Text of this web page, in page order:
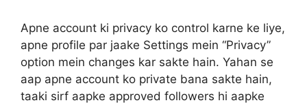
Apne account ki privacy ko control karne ke liye,
apne profile par jaake Settings mein “Privacy”
option mein changes kar sakte hain. Yahan se
aap apne account ko private bana sakte hain,
taaki sirf aapke approved followers hi aapke